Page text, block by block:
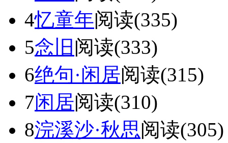
4忆童年阅读(335)
5念旧 阅读(333)
6绝句·闲居阅读(315)
7闲居阅读(310)
8浣溪沙·秋思阅读(305)